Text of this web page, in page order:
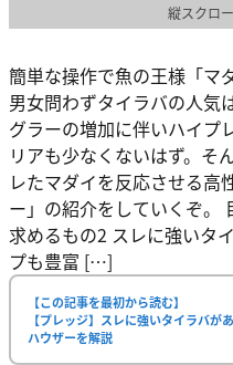
縦スクロ
簡単な操作で魚の王様「マ
男女問わずタイラバの人気
グラーの増加に伴いハイプ
リアも少なくないはず。そ
レたマダイを反応させる高
ー」の紹介をしていくぞ。
求めるもの2 スレに強いタ
プも豊富 […]
【この記事を最初から読む】
【プレッジ】スレに強いタイラバ
ハウザーを解説